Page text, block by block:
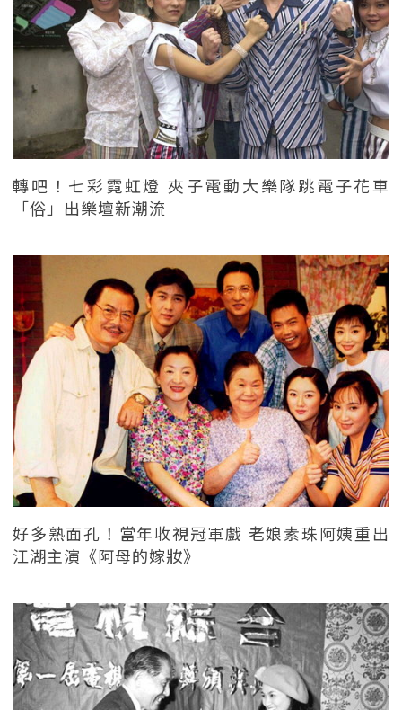
轉吧！七彩霓虹燈 夾子電動大樂隊跳電子花車
「俗」出樂壇新潮流
好多熟面孔！當年收視冠軍戲 老娘素珠阿姨重出
江湖主演《阿母的嫁妝》